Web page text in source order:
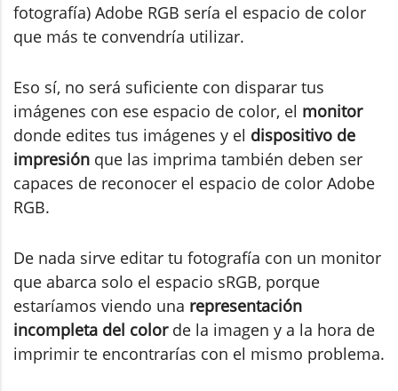
fotografía) Adobe RGB sería el espacio de color
que más te convendría utilizar.
Eso sí, no será suficiente con disparar tus
imágenes con ese espacio de color, el monitor
donde edites tus imágenes y el dispositivo de
impresión que las imprima también deben ser
capaces de reconocer el espacio de color Adobe
RGB.
De nada sirve editar tu fotografía con un monitor
que abarca solo el espacio sRGB, porque
estaríamos viendo una representación
incompleta del colorde la imagen y a la hora de
imprimir te encontrarías con el mismo problema.